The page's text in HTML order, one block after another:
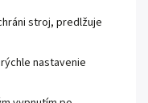
stroj, predlžuje
nastavenie